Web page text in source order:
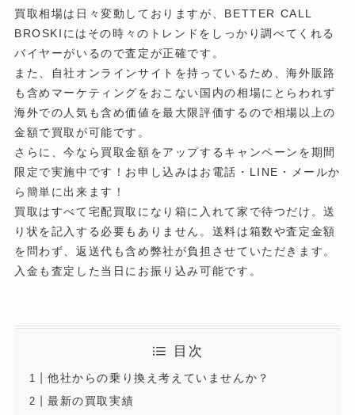
買取相場は日々変動しておりますが、BETTER CALL
BROSKIにはその時々のトレンドをしっかり調べてくれる
バイヤーがいるので査定が正確です。
また、自社オンラインサイトを持っているため、海外販路
も含めマーケティングをおこない国内の相場にとらわれず
海外での人気も含め価値を最大限評価するので相場以上の
金額で買取が可能です。
さらに、今なら買取金額をアップするキャンペーンを期間
限定で実施中です！お申し込みはお電話・LINE・メールか
ら簡単に出来ます！
買取はすべて宅配買取になり箱に入れて家で待つだけ。送
り状を記入する必要もありません。送料は箱数や査定金額
を問わず、返送代も含め弊社が負担させていただきます。
入金も査定した当日にお振り込み可能です。
目次
他社からの乗り換え考えていませんか？
最新の買取実績